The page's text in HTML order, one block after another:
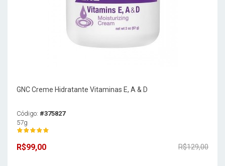
GNC Creme Hidratante Vitaminas E, A & D
Código: #375827
57g
R$129,00
R$99,00